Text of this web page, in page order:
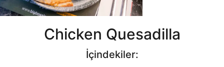
Chicken Quesadilla
İçindekiler: